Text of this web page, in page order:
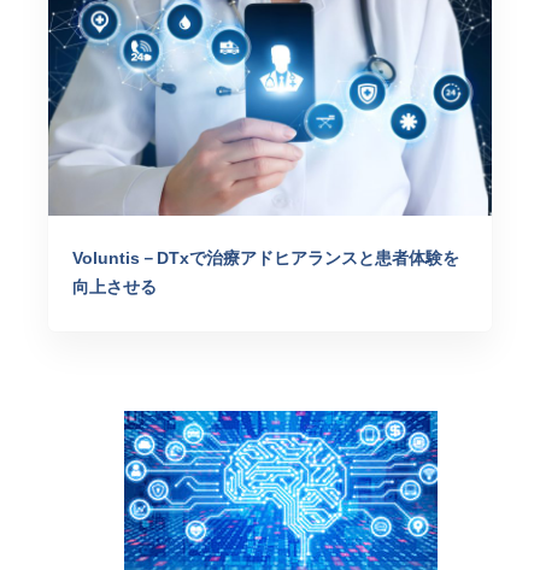
Voluntis－DTxで治療アドヒアランスと患者体験を
向上させる